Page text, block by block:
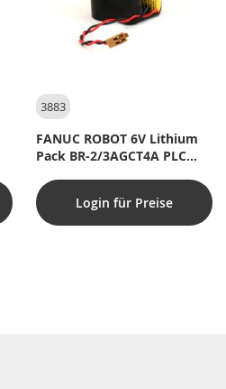
3883
FANUC ROBOT 6V Lithium
Pack BR-2/3AGCT4A PLC
Login für Preise